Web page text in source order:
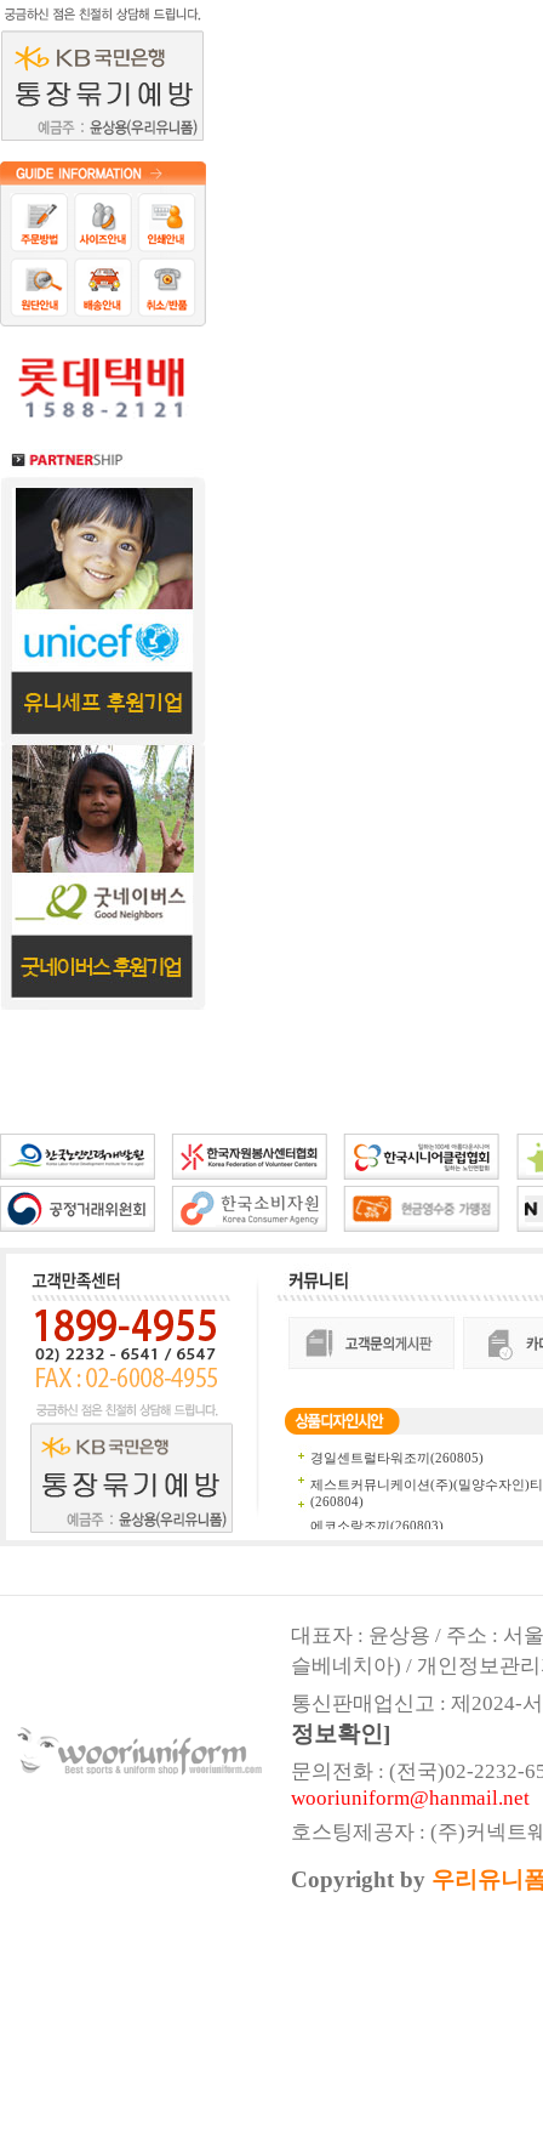
대표자 : 윤상용 / 주소 : 서
슬베네치아) / 개인정보관
통신판매업신고 : 제2024-
정보확인]
문의전화 : (전국)02-2232-
wooriuniform@hanmail.net
호스팅제공자 : (주)커넥트
Copyright by 우리유니